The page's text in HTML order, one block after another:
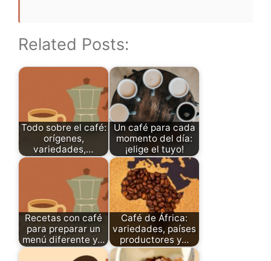
Related Posts:
Todo sobre el café:
orígenes,
variedades,…
Un café para cada
momento del día:
¡elige el tuyo!
Recetas con café
para preparar un
menú diferente y…
Café de África:
variedades, países
productores y…